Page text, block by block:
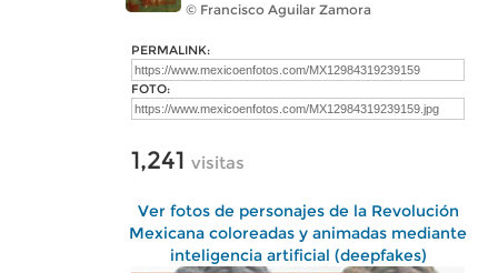
© Francisco Aguilar Zamora
PERMALINK:
FOTO:
1,241 visitas
Ver fotos de personajes de la Revolución
Mexicana coloreadas y animadas mediante
inteligencia artificial (deepfakes)